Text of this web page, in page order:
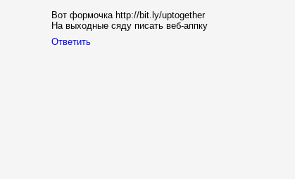
Вот формочка http://bit.ly/uptogether
На выходные сяду писать веб-аппку
Ответить